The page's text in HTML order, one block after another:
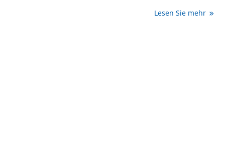
und zeitsparende Kommunikation von demLesen Sie mehr